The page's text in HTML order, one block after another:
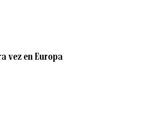
vez en Europa